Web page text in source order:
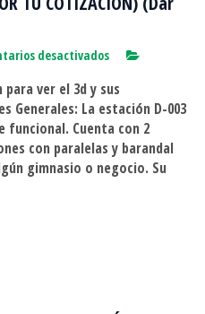
desactivadosen
003
(PREGUNTA
POR
TU
COTIZACIÓN)
ver el 3d y sus
Generales: La estación D-003
funcional. Cuenta con 2
con paralelas y barandal
gimnasio o negocio. Su